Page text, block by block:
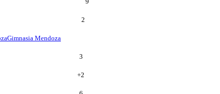
2
Gimnasia Mendoza
3
+2